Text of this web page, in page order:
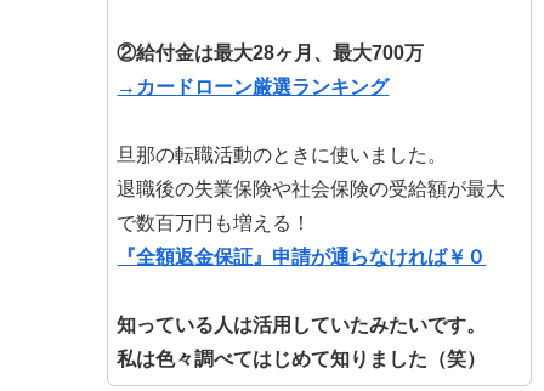
②給付金は最大28ヶ月、最大700万
→カードローン厳選ランキング
旦那の転職活動のときに使いました。
退職後の失業保険や社会保険の受給額が最大
で数百万円も増える！
『全額返金保証』申請が通らなければ￥０
知っている人は活用していたみたいです。
私は色々調べてはじめて知りました（笑）